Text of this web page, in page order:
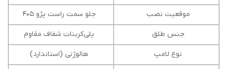
موقعیت نصب جلو سمت راست پژو 405
جنس طلق پلی‌کربنات شفاف مقاوم
نوع لامپ هالوژنی (استاندارد)